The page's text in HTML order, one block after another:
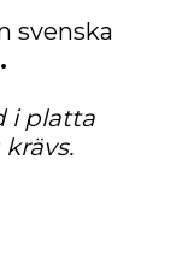
svenska
i platta